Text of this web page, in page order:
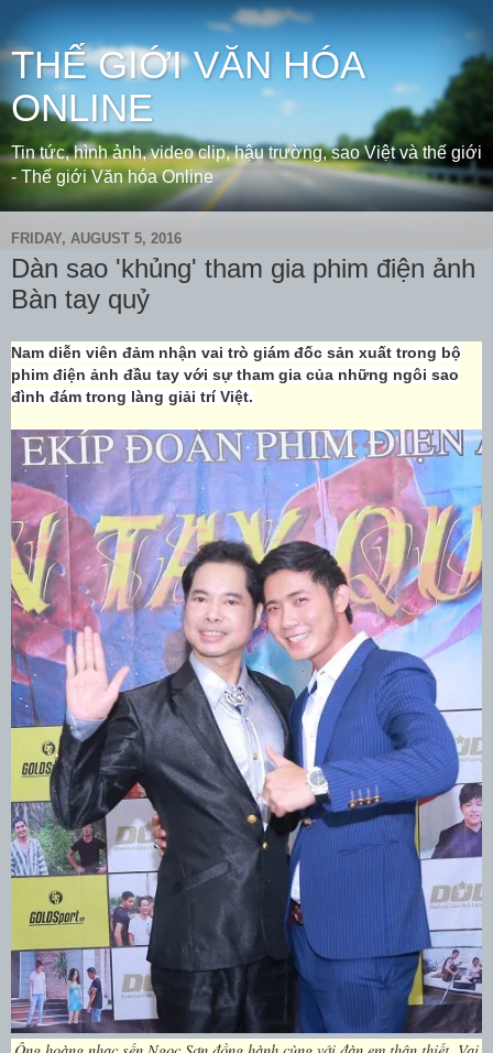
THẾ GIỚI VĂN HÓA
ONLINE
Tin tức, hình ảnh, video clip, hậu trường, sao Việt và thế giới
- Thế giới Văn hóa Online
FRIDAY, AUGUST 5, 2016
Dàn sao 'khủng' tham gia phim điện ảnh
Bàn tay quỷ
Nam diễn viên đảm nhận vai trò giám đốc sản xuất trong bộ
phim điện ảnh đầu tay với sự tham gia của những ngôi sao
đình đám trong làng giải trí Việt.